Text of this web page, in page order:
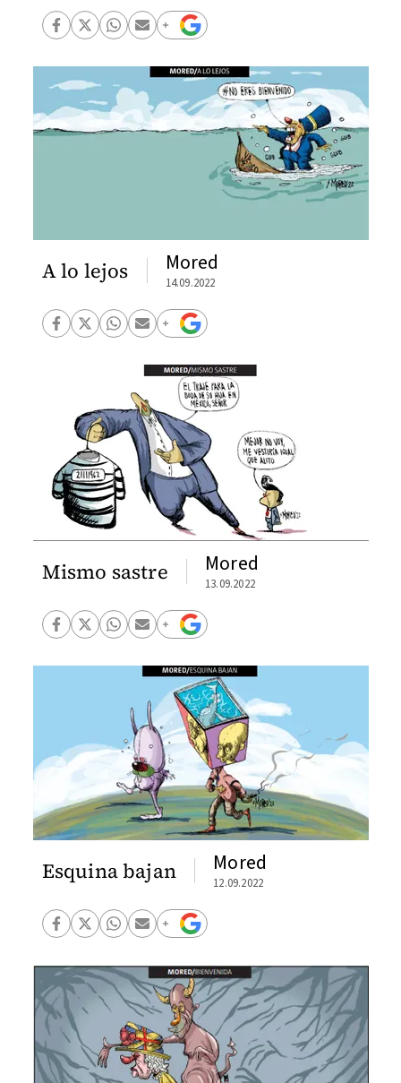
A lo lejos Mored
14.09.2022
Mismo sastre Mored
13.09.2022
Esquina bajan Mored
12.09.2022